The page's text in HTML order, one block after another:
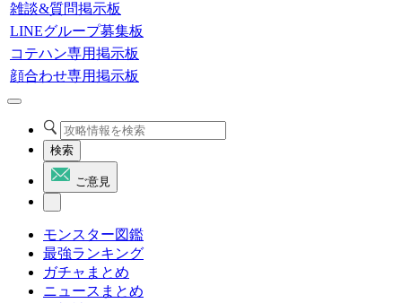
雑談&質問掲示板
LINEグループ募集板
コテハン専用掲示板
顔合わせ専用掲示板
検索
ご意見
モンスター図鑑
最強ランキング
ガチャまとめ
ニュースまとめ